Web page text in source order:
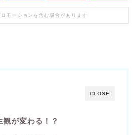
モーションを含む場合があります
CLOSE
観が変わる！？